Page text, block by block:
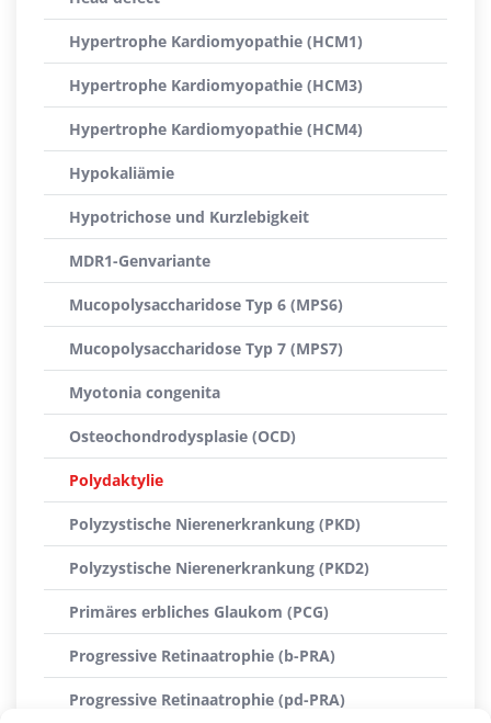
Hypertrophe Kardiomyopathie (HCM1)
Hypertrophe Kardiomyopathie (HCM3)
Hypertrophe Kardiomyopathie (HCM4)
Hypokaliämie
Hypotrichose und Kurzlebigkeit
MDR1-Genvariante
Mucopolysaccharidose Typ 6 (MPS6)
Mucopolysaccharidose Typ 7 (MPS7)
Myotonia congenita
Osteochondrodysplasie (OCD)
Polydaktylie
Polyzystische Nierenerkrankung (PKD)
Polyzystische Nierenerkrankung (PKD2)
Primäres erbliches Glaukom (PCG)
Progressive Retinaatrophie (b-PRA)
Progressive Retinaatrophie (pd-PRA)